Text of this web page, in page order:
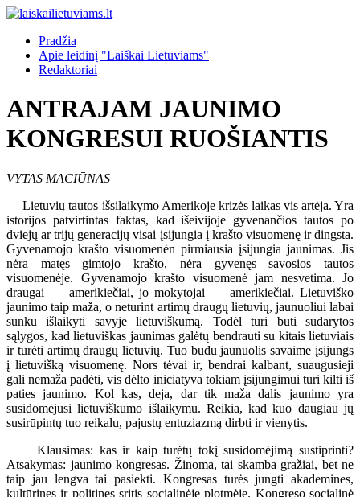
Pradžia
Apie leidinį "Laiškai Lietuviams"
Redaktoriai
ANTRAJAM JAUNIMO
KONGRESUI RUOŠIANTIS
VYTAS MACIŪNAS
Lietuvių tautos išsilaikymo Amerikoje krizės laikas vis artėja. Yra
istorijos patvirtintas faktas, kad išeivijoje gyvenančios tautos po
dviejų ar trijų generacijų visai įsijungia į krašto visuomenę ir dingsta.
Gyvenamojo krašto visuomenėn pirmiausia įsijungia jaunimas. Jis
nėra matęs gimtojo krašto, nėra gyvenęs savosios tautos
visuomenėje. Gyvenamojo krašto visuomenė jam nesvetima. Jo
draugai — amerikiečiai, jo mokytojai — amerikiečiai. Lietuviško
jaunimo taip maža, o neturint artimų draugų lietuvių, jaunuoliui labai
sunku išlaikyti savyje lietuviškumą. Todėl turi būti sudarytos
sąlygos, kad lietuviškas jaunimas galėtų bendrauti su kitais lietuviais
ir turėti artimų draugų lietuvių. Tuo būdu jaunuolis savaime įsijungs
į lietuvišką visuomenę. Nors tėvai ir, bendrai kalbant, suaugusieji
gali nemaža padėti, vis dėlto iniciatyva tokiam įsijungimui turi kilti iš
paties jaunimo. Kol kas, deja, dar tik maža dalis jaunimo yra
susidomėjusi lietuviškumo išlaikymu. Reikia, kad kuo daugiau jų
susirūpintų tuo reikalu, pajustų entuziazmą dirbti ir vienytis.
Klausimas: kas ir kaip turėtų tokį susidomėjimą sustiprinti?
Atsakymas: jaunimo kongresas. Žinoma, tai skamba gražiai, bet ne
taip jau lengva tai pasiekti. Kongresas turės jungti akademines,
kultūrines ir politines sritis socialinėje plotmėje. Kongreso socialinė